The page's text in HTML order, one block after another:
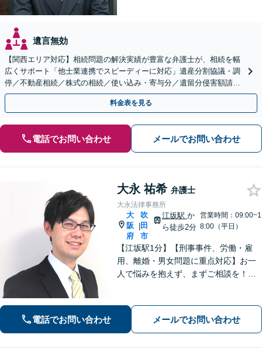
遺言無効
【関西エリア対応】相続問題の解決実績が豊富な弁護士が、相続を幅
広くサポート「他士業連携でスピーディーに対応」遺産分割協議・調
停／不動産相続／株式の相続／使い込み・寄与分／遺留分侵害額請求
／相続放棄（借金の相続）／遺言書作成
料金表を見る
電話でお問い合わせ メールでお問い合わせ
大永 祐希 弁護士
大永法律事務所
大
阪
府
|
吹
田
市
江坂駅 か
ら徒歩2分
営業時間：09:00~1
8:00（平日）
【江坂駅1分】【刑事事件、労働・雇
用、離婚・男女問題に重点対応】お一
人で悩みを抱えず、まずご相談を！き
します。当日・夜間・電話相談可能で
す。【法テラス利用可】【WEB面談
電話でお問い合わせ メールでお問い合わせ